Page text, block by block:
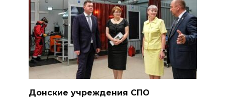
Донские учреждения СПО